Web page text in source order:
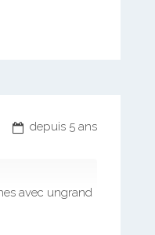
depuis 5 ans
avec ungrand